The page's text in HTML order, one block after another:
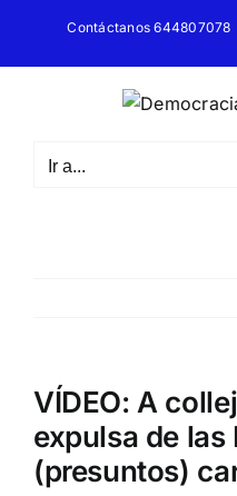
contenido
Contáctanos 644807078
Ir a...
VÍDEO: A
expulsa de las
(presuntos)